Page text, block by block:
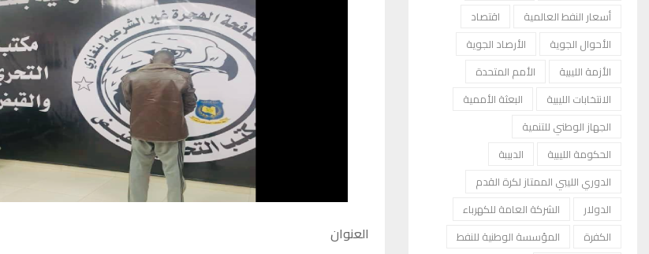
العنوان
أسعار النفط العالمية
اقتصاد
الأحوال الجوية
الأرصاد الجوية
الأزمة الليبية
الأمم المتحدة
الانتخابات الليبية
البعثة الأممية
الجهاز الوطني للتنمية
الحكومة الليبية
الدبيبة
الدوري الليبي الممتاز لكرة القدم
الدولار
الشركة العامة للكهرباء
الكفرة
المؤسسة الوطنية للنفط